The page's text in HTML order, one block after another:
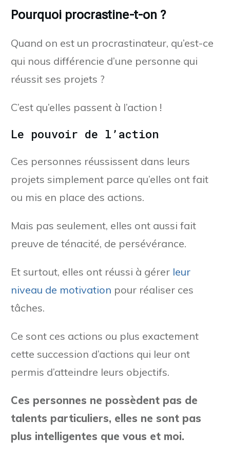
Pourquoi procrastine-t-on ?
Quand on est un procrastinateur, qu’est-ce
qui nous différencie d’une personne qui
réussit ses projets ?
C’est qu’elles passent à l’action !
Le pouvoir de l’action
Ces personnes réussissent dans leurs
projets simplement parce qu’elles ont fait
ou mis en place des actions.
Mais pas seulement, elles ont aussi fait
preuve de ténacité, de persévérance.
Et surtout, elles ont réussi à gérer leur
niveau de motivation pour réaliser ces
tâches.
Ce sont ces actions ou plus exactement
cette succession d’actions qui leur ont
permis d’atteindre leurs objectifs.
Ces personnes ne possèdent pas de
talents particuliers, elles ne sont pas
plus intelligentes que vous et moi.